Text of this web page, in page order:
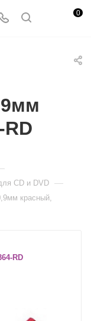
0
CD и DVD —
красный,
RD